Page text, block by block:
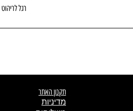
רגל לריהוט 10 - 71 שיק שחור מט
תקנון האתר
מדיניות